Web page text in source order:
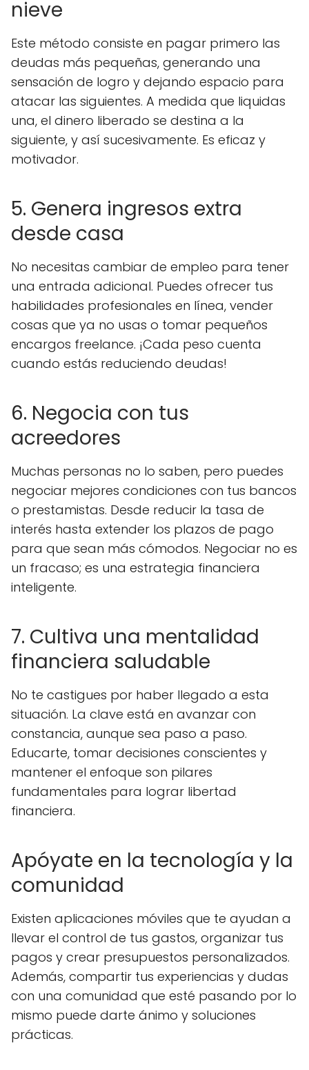
nieve
Este método consiste en pagar primero las
deudas más pequeñas, generando una
sensación de logro y dejando espacio para
atacar las siguientes. A medida que liquidas
una, el dinero liberado se destina a la
siguiente, y así sucesivamente. Es eficaz y
motivador.
5. Genera ingresos extra
desde casa
No necesitas cambiar de empleo para tener
una entrada adicional. Puedes ofrecer tus
habilidades profesionales en línea, vender
cosas que ya no usas o tomar pequeños
encargos freelance. ¡Cada peso cuenta
cuando estás reduciendo deudas!
6. Negocia con tus
acreedores
Muchas personas no lo saben, pero puedes
negociar mejores condiciones con tus bancos
o prestamistas. Desde reducir la tasa de
interés hasta extender los plazos de pago
para que sean más cómodos. Negociar no es
un fracaso; es una estrategia financiera
inteligente.
7. Cultiva una mentalidad
financiera saludable
No te castigues por haber llegado a esta
situación. La clave está en avanzar con
constancia, aunque sea paso a paso.
Educarte, tomar decisiones conscientes y
mantener el enfoque son pilares
fundamentales para lograr libertad
financiera.
Apóyate en la tecnología y la
comunidad
Existen aplicaciones móviles que te ayudan a
llevar el control de tus gastos, organizar tus
pagos y crear presupuestos personalizados.
Además, compartir tus experiencias y dudas
con una comunidad que esté pasando por lo
mismo puede darte ánimo y soluciones
prácticas.